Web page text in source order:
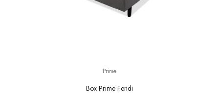
Prime
Box Prime Fendi